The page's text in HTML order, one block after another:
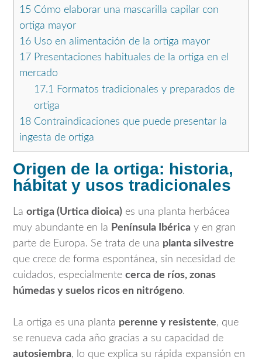
15 Cómo elaborar una mascarilla capilar con
ortiga mayor
16 Uso en alimentación de la ortiga mayor
17 Presentaciones habituales de la ortiga en el
mercado
17.1 Formatos tradicionales y preparados de
ortiga
18 Contraindicaciones que puede presentar la
ingesta de ortiga
Origen de la ortiga: historia,
hábitat y usos tradicionales
La ortiga (Urtica dioica) es una planta herbácea
muy abundante en la Península Ibérica y en gran
parte de Europa. Se trata de una planta silvestre
que crece de forma espontánea, sin necesidad de
cuidados, especialmente cerca de ríos, zonas
húmedas y suelos ricos en nitrógeno.
La ortiga es una planta perenne y resistente, que
se renueva cada año gracias a su capacidad de
autosiembra, lo que explica su rápida expansión en